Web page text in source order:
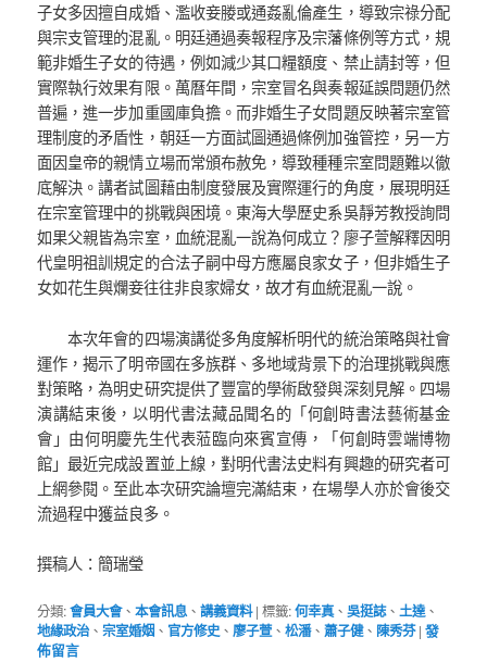
子女多因擅自成婚、濫收妾媵或通姦亂倫產生，導致宗祿分配
與宗支管理的混亂。明廷通過奏報程序及宗藩條例等方式，規
範非婚生子女的待遇，例如減少其口糧額度、禁止請封等，但
實際執行效果有限。萬曆年間，宗室冒名與奏報延誤問題仍然
普遍，進一步加重國庫負擔。而非婚生子女問題反映著宗室管
理制度的矛盾性，朝廷一方面試圖通過條例加強管控，另一方
面因皇帝的親情立場而常頒布赦免，導致種種宗室問題難以徹
底解決。講者試圖藉由制度發展及實際運行的角度，展現明廷
在宗室管理中的挑戰與困境。東海大學歷史系吳靜芳教授詢問
如果父親皆為宗室，血統混亂一說為何成立？廖子萱解釋因明
代皇明祖訓規定的合法子嗣中母方應屬良家女子，但非婚生子
女如花生與爛妾往往非良家婦女，故才有血統混亂一說。
本次年會的四場演講從多角度解析明代的統治策略與社會
運作，揭示了明帝國在多族群、多地域背景下的治理挑戰與應
對策略，為明史研究提供了豐富的學術啟發與深刻見解。四場
演講結束後，以明代書法藏品聞名的「何創時書法藝術基金
會」由何明慶先生代表蒞臨向來賓宣傳，「何創時雲端博物
館」最近完成設置並上線，對明代書法史料有興趣的研究者可
上網參閱。至此本次研究論壇完滿結束，在場學人亦於會後交
流過程中獲益良多。
撰稿人：簡瑞瑩
分類:會員大會、本會訊息 、講義資料 |標籤:何幸真、吳挺誌、土達、
地緣政治、宗室婚姻 、 官方修史 、 廖子萱、松潘、蕭子健、 陳秀芬 |發
佈留言